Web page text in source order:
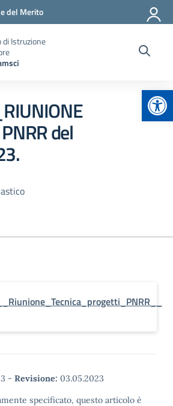
del Merito
Istruzione
del
- Revisione: 03.05.2023
specificato, questo articolo è